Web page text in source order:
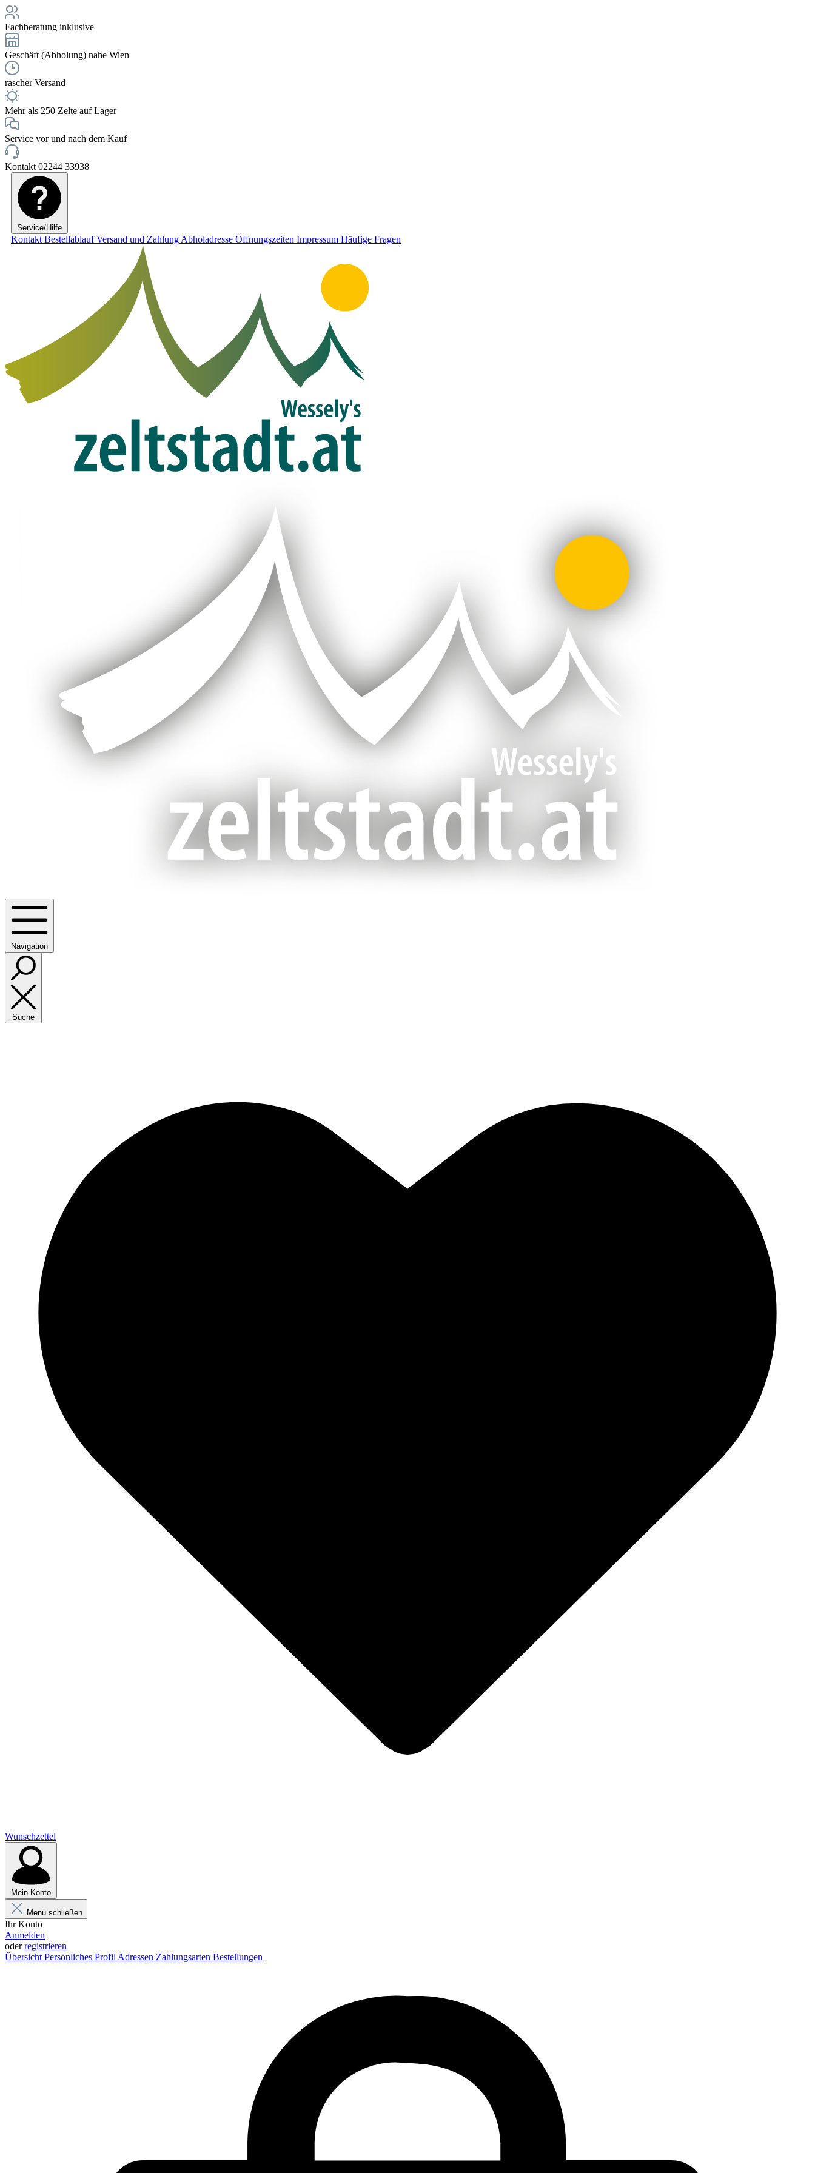
Fachberatung inklusive
Geschäft (Abholung) nahe Wien
rascher Versand
Mehr als 250 Zelte auf Lager
Service vor und nach dem Kauf
Kontakt 02244 33938
Service/Hilfe
Kontakt BestellablaufVersand und Zahlung Abholadresse Öffnungszeiten Impressum Häufige Fragen
Navigation
Suche
Wunschzettel
Mein Konto
Menü schließen
Ihr Konto
Anmelden
oderregistrieren
Übersicht Persönliches Profil Adressen Zahlungsarten Bestellungen